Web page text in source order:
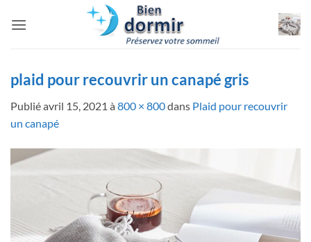
plaid pour recouvrir un canapé gris
Publiéavril 15, 2021 à 800 × 800dans Plaid pour recouvrir
un canapé